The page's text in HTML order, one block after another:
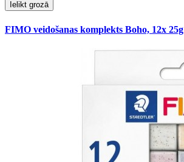
Ielikt grozā
FIMO veidošanas komplekts Boho, 12x 25g